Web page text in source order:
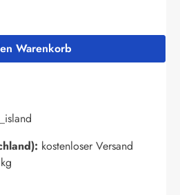
den gewünschten
Warenkorb
kostenloser Versand